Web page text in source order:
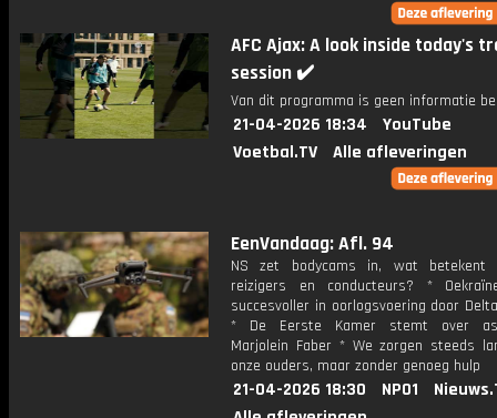
AFC Ajax: A look inside today's
session ✔️
Van dit programma is geen informatie
21-04-2026 18:34
YouTube
Voetbal.TV
Alle afleveringen
EenVandaag: Afl. 94
NS zet bodycams in, wat betekent
reizigers en conducteurs? *
succesvoller in oorlogsvoering door
* De Eerste Kamer stemt over
Marjolein Faber * We zorgen steeds
onze ouders, maar zonder genoeg hulp
21-04-2026 18:30 NPO1